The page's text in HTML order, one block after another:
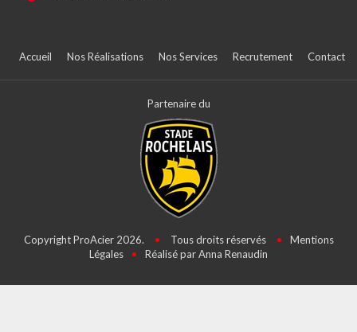
Accueil Nos Réalisations Nos Services Recrutement Contact
Partenaire du
Copyright ProAcier 2026. • Tous droits réservés •
Mentions
Légales
• Réalisé par Anna Renaudin